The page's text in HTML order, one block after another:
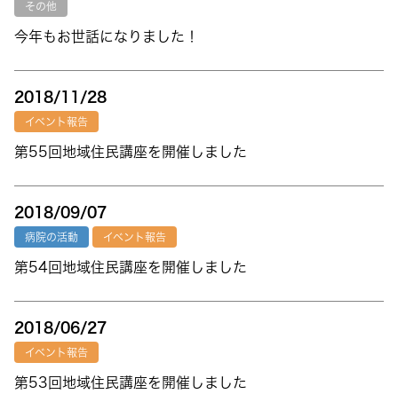
その他
今年もお世話になりました！
2018/11/28
イベント報告
第55回地域住民講座を開催しました
2018/09/07
病院の活動 イベント報告
第54回地域住民講座を開催しました
2018/06/27
イベント報告
第53回地域住民講座を開催しました